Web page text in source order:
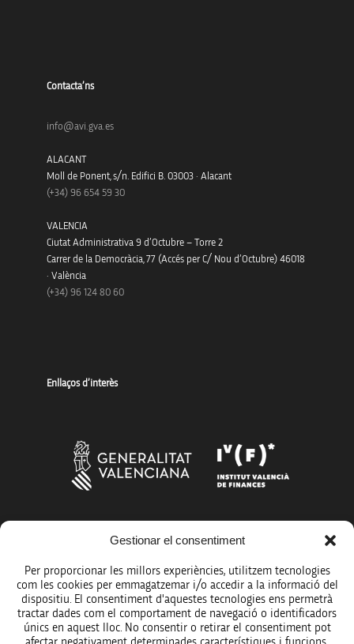
Gestionar el consentiment
Per proporcionar les millors experiències, utilitzem tecnologies
com les cookies per emmagatzemar i/o accedir a la informació del
dispositiu. El consentiment d'aquestes tecnologies ens permetrà
tractar dades com el comportament de navegació o identificadors
únics en aquest lloc. No consentir o retirar el consentiment pot
Contacta’ns
info@avi.gva.es
ALACANT
Moll de Ponent, s/n. Edifici B. 03003 · Alacant
(+34) 96 654 59 30
VALENCIA
Ciutat Administrativa 9 d’Octubre – Torre 2
Carrer de la Democràcia, 77 (Accés per C/ Nou d’Octubre) 46018
· València
(+34) 96 124 80 60
Enllaços d’interès
Més organismes de suport a la innovació
Avís legal